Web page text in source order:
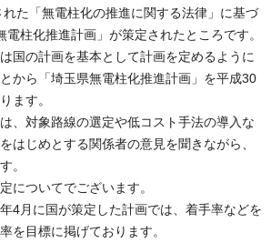
た「無電柱化の推進に関する法律」に基づ
電柱化推進計画」が策定されたところです。
国の計画を基本として計画を定めるように
から「埼玉県無電柱化推進計画」を平成30
ます。
、対象路線の選定や低コスト手法の導入な
はじめとする関係者の意見を聞きながら、
。
についてでございます。
4月に国が策定した計画では、着手率などを
を目標に掲げております。